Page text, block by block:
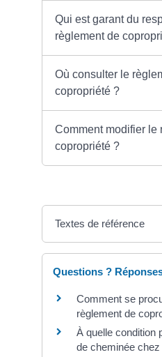
Qui est garant du
règlement de
Où consulter le
copropriété ?
Comment modifier le
copropriété ?
Textes de référence
Questions ?
Comment se
règlement de
À quelle condition
de cheminée